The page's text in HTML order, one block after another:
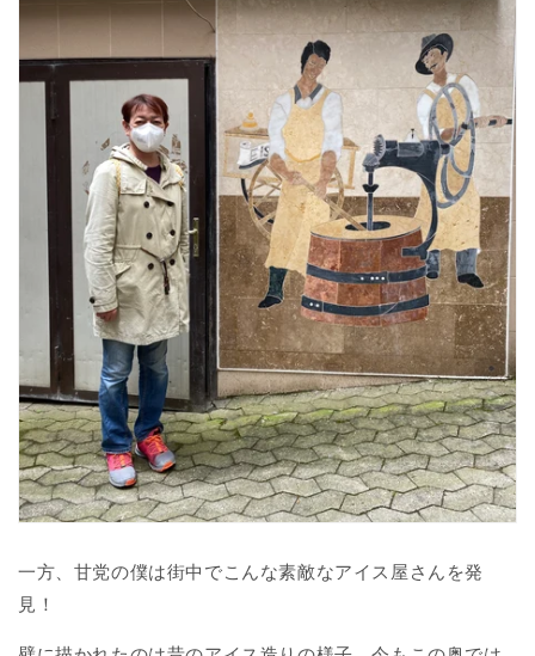
一方、甘党の僕は街中でこんな素敵なアイス屋さんを発
見！